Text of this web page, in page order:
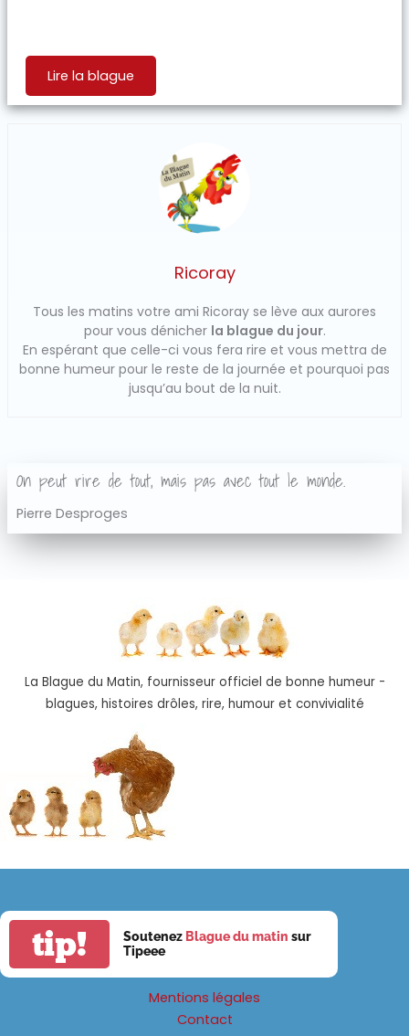
Lire la blague
Ricoray
Tous les matins votre ami Ricoray se lève aux aurores
pour vous dénicher la blague du jour.
En espérant que celle-ci vous fera rire et vous mettra de
bonne humeur pour le reste de la journée et pourquoi pas
jusqu’au bout de la nuit.
On peut rire de tout, mais pas avec tout le monde.
Pierre Desproges
La Blague du Matin, fournisseur officiel de bonne humeur -
blagues, histoires drôles, rire, humour et convivialité
tip! Soutenez Blague du matin sur
Tipeee
Mentions légales
Contact